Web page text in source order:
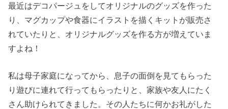
繍工房
› UNIQLO
CUSTOMIZE
もり
› おわりに
最近はデコパージュをしてオリジナルのグッズを作った
り、マグカップや食器にイラストを描くキットが販売さ
れていたりと、オリジナルグッズを作る方が増えていま
すよね！
私は母子家庭になってから、息子の面倒を見てもらった
り遊びに連れて行ってもらったりと、家族や友人にたく
さん助けられてきました。その人たちに何かお礼がした